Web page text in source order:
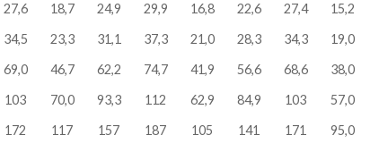
27,6 18,7 24,9 29,9 16,8 22,6 27,4
15,2
34,5 23,3 31,1 37,3 21,0 28,3 34,3
19,0
69,0 46,7 62,2 74,7 41,9 56,6 68,6
38,0
103 70,0 93,3 112 62,9 84,9 103
57,0
172 117 157 187 105 141 171
95,0